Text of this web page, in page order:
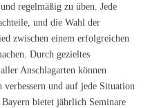
regelmäßig zu üben. Jede
und die Wahl der
zwischen einem erfolgreichen
Durch gezieltes
Anschlagarten können
verbessern und auf jede Situation
bietet jährlich Seminare